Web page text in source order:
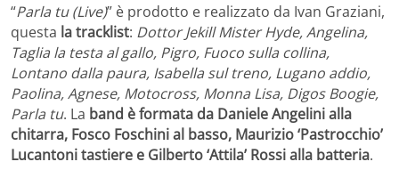
“Parla tu (Live)” è prodotto e realizzato da Ivan Graziani,
questa la tracklist: Dottor Jekill Mister Hyde, Angelina,
Taglia la testa al gallo, Pigro, Fuoco sulla collina,
Lontano dalla paura, Isabella sul treno, Lugano addio,
Paolina, Agnese, Motocross, Monna Lisa, Digos Boogie,
Parla tu. La band è formata da Daniele Angelini alla
chitarra, Fosco Foschini al basso, Maurizio ‘Pastrocchio’
Lucantoni tastiere e Gilberto ‘Attila’ Rossi alla batteria.